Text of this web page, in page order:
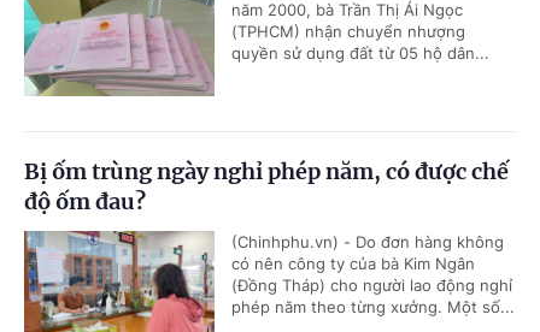
năm 2000, bà Trần Thị Ái Ngọc
(TPHCM) nhận chuyển nhượng
quyền sử dụng đất từ 05 hộ dân...
Bị ốm trùng ngày nghỉ phép năm, có được chế
độ ốm đau?
(Chinhphu.vn) - Do đơn hàng không
có nên công ty của bà Kim Ngân
(Đồng Tháp) cho người lao động nghỉ
phép năm theo từng xưởng. Một số...